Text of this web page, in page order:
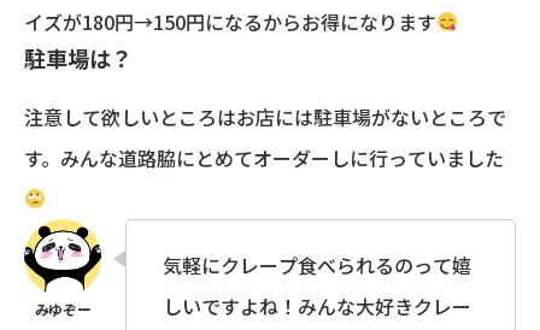
イズが180円→150円になるからお得になります
駐車場は？
注意して欲しいところはお店には駐車場がないところで
す。みんな道路脇にとめてオーダーしに行っていました
気軽にクレープ食べられるのって嬉
しいですよね！みんな大好きクレー